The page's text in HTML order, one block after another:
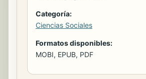
Categoría:
Ciencias Sociales
Formatos disponibles:
MOBI, EPUB, PDF